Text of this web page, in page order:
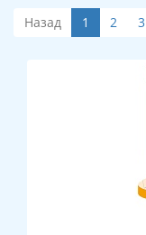
Назад 1 2 3